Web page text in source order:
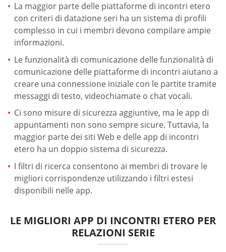
La maggior parte delle piattaforme di incontri etero
con criteri di datazione seri ha un sistema di profili
complesso in cui i membri devono compilare ampie
informazioni.
Le funzionalità di comunicazione delle funzionalità di
comunicazione delle piattaforme di incontri aiutano a
creare una connessione iniziale con le partite tramite
messaggi di testo, videochiamate o chat vocali.
Ci sono misure di sicurezza aggiuntive, ma le app di
appuntamenti non sono sempre sicure. Tuttavia, la
maggior parte dei siti Web e delle app di incontri
etero ha un doppio sistema di sicurezza.
I filtri di ricerca consentono ai membri di trovare le
migliori corrispondenze utilizzando i filtri estesi
disponibili nelle app.
LE MIGLIORI APP DI INCONTRI ETERO PER
RELAZIONI SERIE